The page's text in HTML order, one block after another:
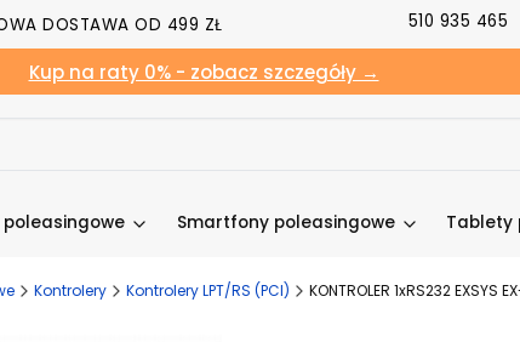
DOSTAWA OD 499 ZŁ 510 935 465
Kup na raty 0% - zobacz szczegóły →
Smartfony poleasingowe Tablety
Kontrolery Kontrolery LPT/RS (PCI) KONTROLER 1xRS232 EXSYS